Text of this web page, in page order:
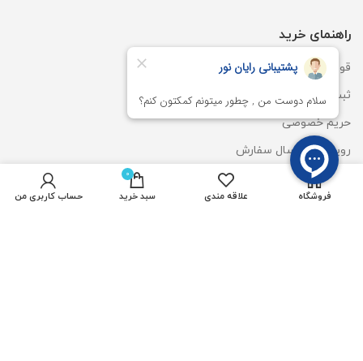
راهنمای خرید
قوانین و مقررات
ثبت شکایت
حریم خصوصی
رویه های ارسال سفارش
شیوه های پرداخت
فروشگاه علاقه مندی
0
سبد خرید حساب کاربری من